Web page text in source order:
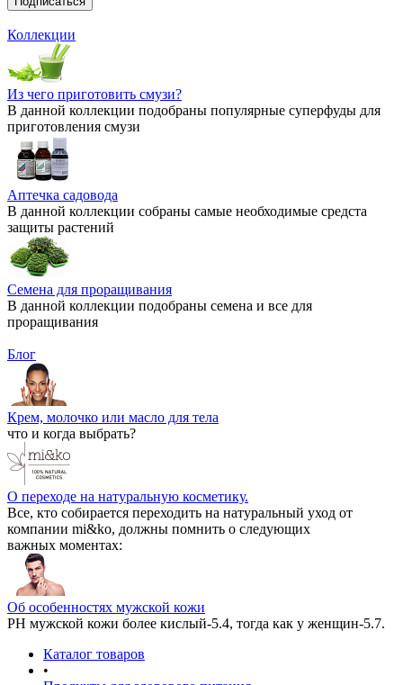
Коллекции
Из чего приготовить смузи?
В данной коллекции подобраны популярные суперфуды для
приготовления смузи
Аптечка садовода
В данной коллекции собраны самые необходимые средста
защиты растений
Семена для проращивания
В данной коллекции подобраны семена и все для
проращивания
Блог
Крем, молочко или масло для тела
что и когда выбрать?
О переходе на натуральную косметику.
Все, кто собирается переходить на натуральный уход от
компании mi&ko, должны помнить о следующих
важных моментах:
Об особенностях мужской кожи
РН мужской кожи более кислый-5.4, тогда как у женщин-5.7.
Каталог товаров
•